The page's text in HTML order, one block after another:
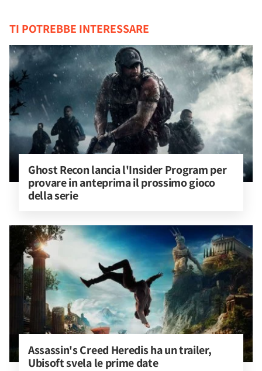
TI POTREBBE INTERESSARE
Ghost Recon lancia l'Insider Program per
provare in anteprima il prossimo gioco
della serie
Assassin's Creed Heredis ha un trailer,
Ubisoft svela le prime date